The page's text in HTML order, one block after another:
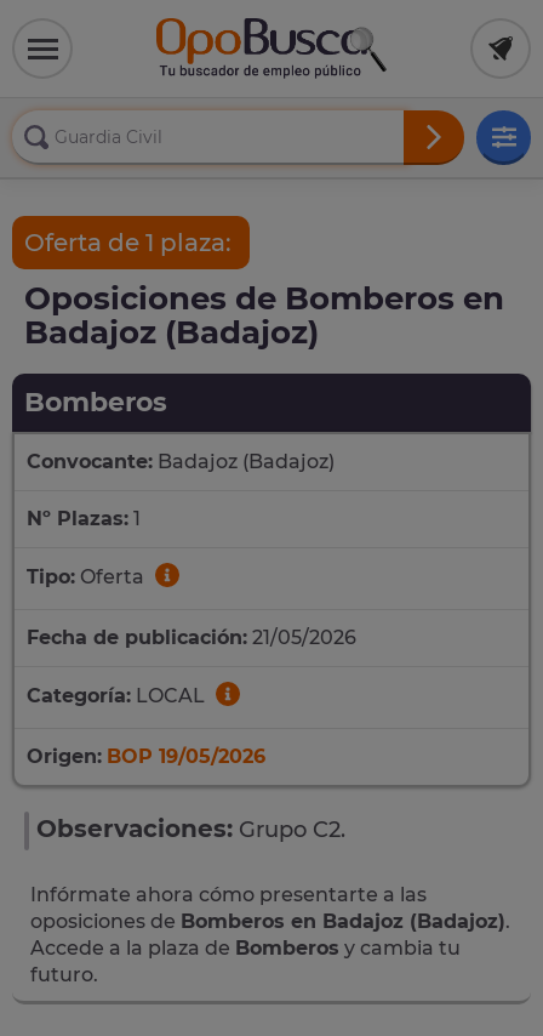
Oferta de 1 plaza:
Oposiciones de Bomberos en
Badajoz (Badajoz)
Bomberos
Convocante: Badajoz (Badajoz)
Nº Plazas: 1
Tipo: Oferta
Fecha de publicación: 21/05/2026
Categoría: LOCAL
Origen: BOP 19/05/2026
Observaciones: Grupo C2.
Infórmate ahora cómo presentarte a las
oposiciones de Bomberos en Badajoz (Badajoz).
Accede a la plaza de Bomberos y cambia tu
futuro.